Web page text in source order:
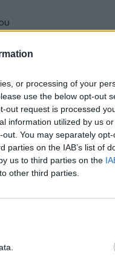
or processing of your
use the below opt-out
out request is processed
information utilized by us
You may separately
parties on the IAB’s list of
us to third parties on the
other third parties.